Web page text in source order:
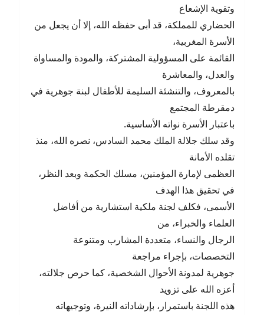
وتقوية الإشعاع
الحضاري للمملكة، قد أبى حفظه الله، إلا أن يجعل من
الأسرة المغربية،
القائمة على المسؤولية المشتركة، والمودة والمساواة
والعدل، والمعاشرة
بالمعروف، والتنشئة السليمة للأطفال لبنة جوهرية في
دمقرطة المجتمع
باعتبار الأسرة نواته الأساسية.
وقد سلك جلالة الملك محمد السادس، نصره الله، منذ
تقلده الأمانة
العظمى لإمارة المؤمنين، مسلك الحكمة وبعد النظر،
في تحقيق هذا الهدف
الأسمى، فكلف لجنة ملكية استشارية من أفاضل
العلماء والخبراء، من
الرجال والنساء، متعددة المشارب ومتنوعة
التخصصات، بإجراء مراجعة
جوهرية لمدونة الأحوال الشخصية، كما حرص جلالته،
أعزه الله على تزويد
هذه اللجنة باستمرار، بإرشاداته النيرة، وتوجيهاته